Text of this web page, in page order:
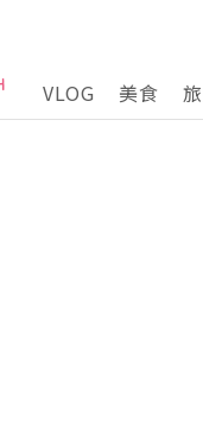
VLOG 美食